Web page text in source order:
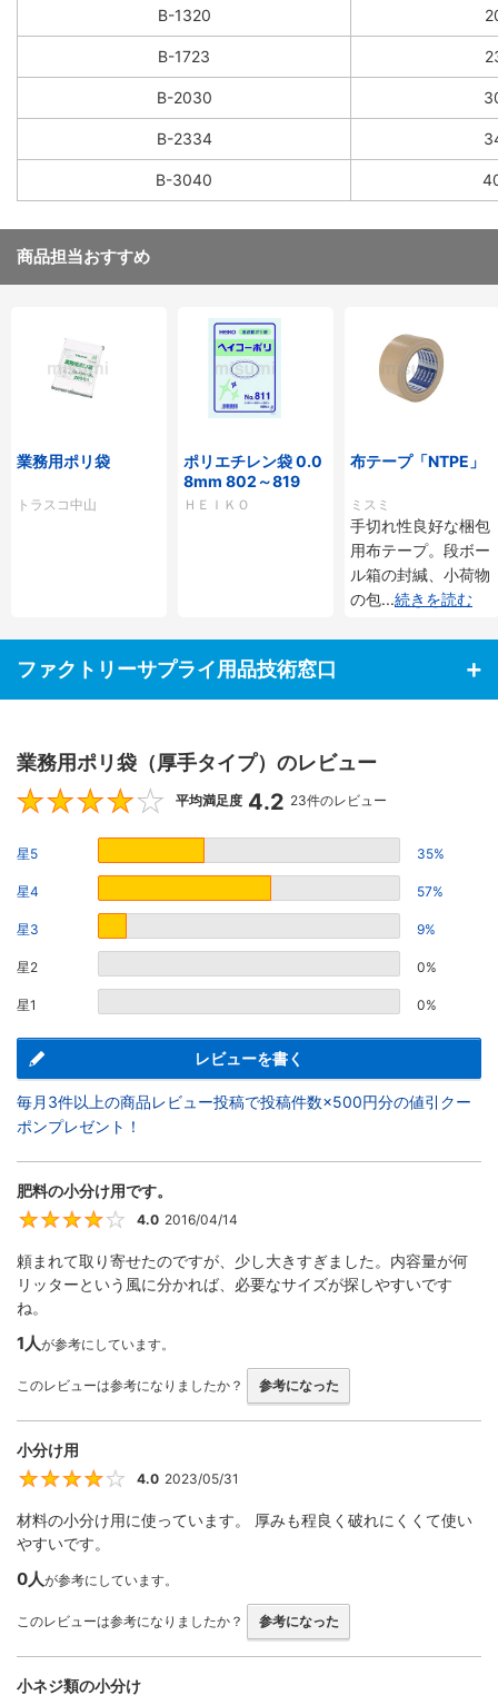
B-1320
B-1723
B-2030
B-2334
B-3040
商品担当おすすめ
業務用ポリ袋
トラスコ中山
ポリエチレン袋 0.0
8mm 802～819
ＨＥＩＫＯ
布テープ「NTPE」
ミスミ
手切れ性良好な梱包
用布テープ。段ボー
ル箱の封緘、小荷物
の包...続きを読む
ファクトリーサプライ用品技術窓口
業務用ポリ袋（厚手タイプ）のレビュー
4.2
平均満足度 4.2 23件のレビュー
星5 35%
星4 57%
星3 9%
星2 0%
星1 0%
レビューを書く
毎月3件以上の商品レビュー投稿で投稿件数×500円分の値引クー
ポンプレゼント！
肥料の小分け用です。
4
4.0 2016/04/14
頼まれて取り寄せたのですが、少し大きすぎました。内容量が何
リッターという風に分かれば、必要なサイズが探しやすいです
ね。
1人が参考にしています。
このレビューは参考になりましたか？ 参考になった
小分け用
4
4.0 2023/05/31
材料の小分け用に使っています。 厚みも程良く破れにくくて使い
やすいです。
0人が参考にしています。
このレビューは参考になりましたか？ 参考になった
小ネジ類の小分け